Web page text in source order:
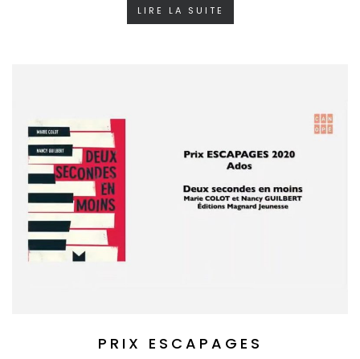
LIRE LA SUITE
PRIX ESCAPAGES